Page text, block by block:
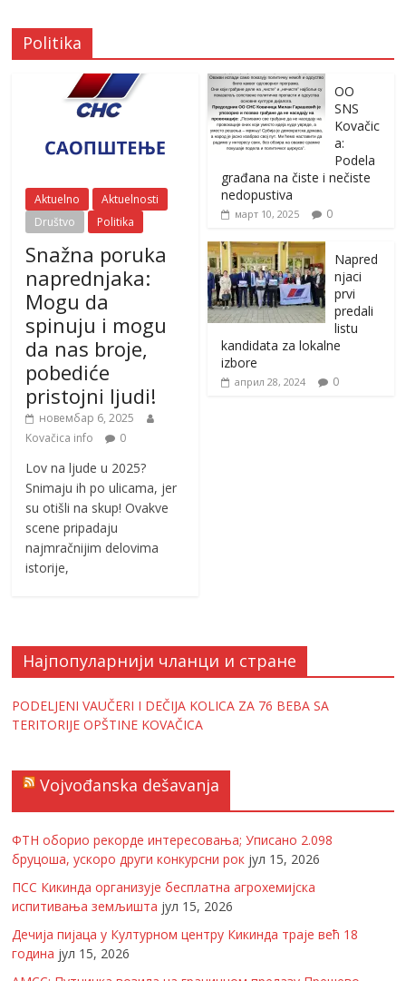
Politika
Aktuelno
Aktuelnosti
Društvo
Politika
Snažna poruka
naprednjaka:
Mogu da
spinuju i mogu
da nas broje,
pobediće
pristojni ljudi!
новембар 6, 2025
Kovačica info
0
Lov na ljude u 2025?
Snimaju ih po ulicama, jer
su otišli na skup! Ovakve
scene pripadaju
najmračnijim delovima
istorije,
OO
SNS
Kovačic
a:
Podela
građana na čiste i nečiste
nedopustiva
март 10, 2025 0
Napred
njaci
prvi
predali
listu
kandidata za lokalne
izbore
април 28, 2024 0
Најпопуларнији чланци и стране
PODELJENI VAUČERI I DEČIJA KOLICA ZA 76 BEBA SA
TERITORIJE OPŠTINE KOVAČICA
Vojvođanska dešavanja
ФТН оборио рекорде интересовања; Уписано 2.098
бруцоша, ускоро други конкурсни рок јул 15, 2026
ПСС Кикинда организује бесплатна агрохемијска
испитивања земљишта јул 15, 2026
Дечија пијаца у Културном центру Кикинда траје већ 18
година јул 15, 2026